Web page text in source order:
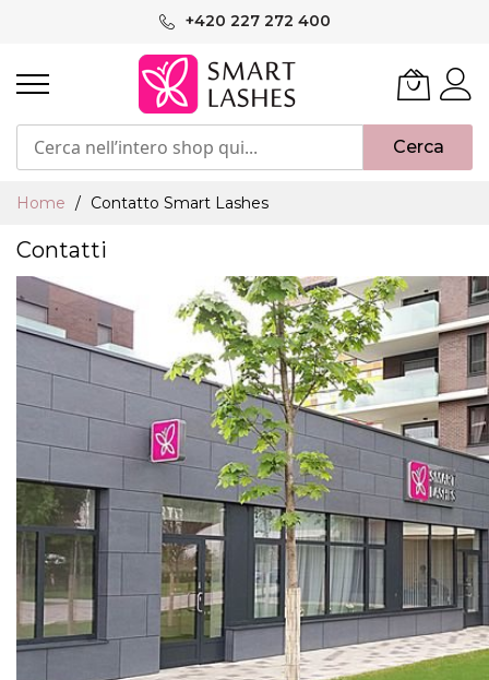
+420 227 272 400
Cerca
Home Contatto Smart Lashes
Contatti